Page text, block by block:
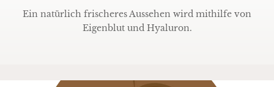
Ein natürlich frischeres Aussehen wird mithilfe von
Eigenblut und Hyaluron.